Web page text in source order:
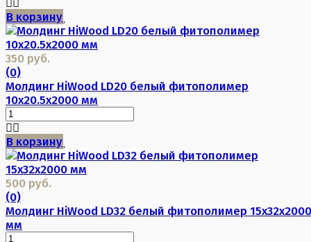
В корзину
350 руб.
(0)
Молдинг HiWood LD20 белый фитополимер
10х20.5х2000 мм
В корзину
500 руб.
(0)
Молдинг HiWood LD32 белый фитополимер 15х32х2000
мм